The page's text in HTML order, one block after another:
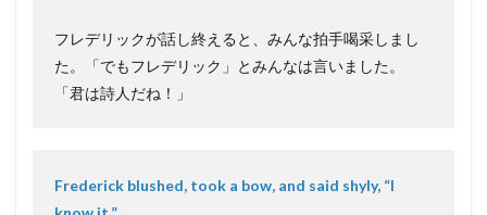
フレデリックが話し終えると、みんな拍手喝采しまし
た。「でもフレデリック」とみんなは言いました。
「君は詩人だね！」
Frederick blushed, took a bow, and said shyly, “I